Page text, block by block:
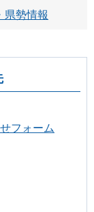
県勢情報
フォーム